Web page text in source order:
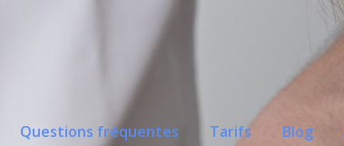
Questions fréquentes Tarifs Blog